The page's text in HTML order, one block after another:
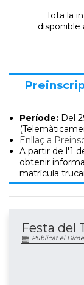
Tota la
disponible
Període: Del
Enllaç a
A partir de l'1
obtenir
matrícula
Festa del
Publicat el